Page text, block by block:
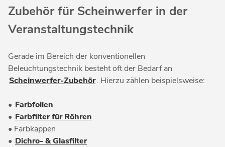
Zubehör für Scheinwerfer in der
Veranstaltungstechnik
Gerade im Bereich der konventionellen
Beleuchtungstechnik besteht oft der Bedarf an
Scheinwerfer-Zubehör. Hierzu zählen beispielsweise:
• Farbfolien
• Farbfilter für Röhren
• Farbkappen
• Dichro- & Glasfilter